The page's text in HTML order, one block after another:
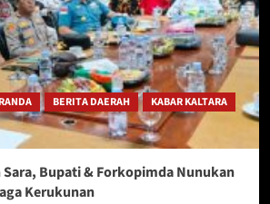
BERITA DAERAH
KABAR KALTARA
Bupati & Forkopimda Nunukan
Kerukunan